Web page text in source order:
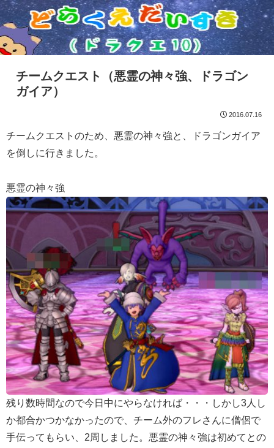
チームクエスト（悪霊の神々強、ドラゴン
ガイア）
2016.07.16
チームクエストのため、悪霊の神々強と、ドラゴンガイア
を倒しに行きました。
悪霊の神々強
残り数時間なので今日中にやらなければ・・・しかし3人し
か都合かつかなかったので、チーム外のフレさんに僧侶で
手伝ってもらい、2周しました。悪霊の神々強は初めてとの